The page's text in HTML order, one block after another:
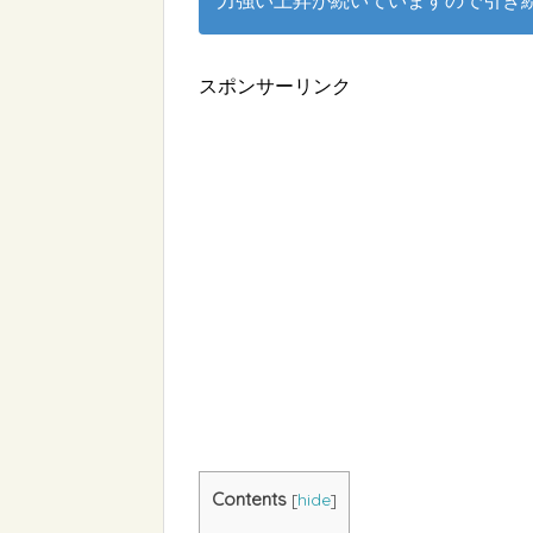
スポンサーリンク
Contents [hide]